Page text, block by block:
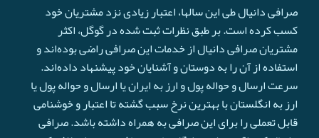
صرافی دانیال طی این سالها، اعتبار زیادی نزد مشتریان خود
کسب کرده است. بر طبق نظرات ثبت شده در گوگل، اکثر
مشتریان صرافی دانیال از خدمات این صرافی راضی بوده‌اند و
استفاده از آن را به دوستان و آشنایان خود پیشنهاد داده‌اند.
سرعت ارسال و حواله پول و ارز به ایران یا ارسال و حواله پول یا
ارز به انگلستان با بهترین نرخ سبب گشته تا اعتبار و خوشنامی
قابل تعملی را برای این صرافی به همراه داشته باشد. صرافی